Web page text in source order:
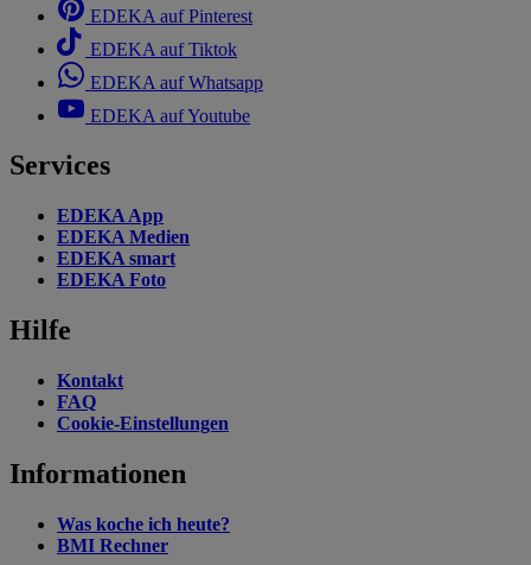
EDEKA auf Pinterest
EDEKA auf Tiktok
EDEKA auf Whatsapp
EDEKA auf Youtube
Services
EDEKA App
EDEKA Medien
EDEKA smart
EDEKA Foto
Hilfe
Kontakt
FAQ
Cookie-Einstellungen
Informationen
Was koche ich heute?
BMI Rechner